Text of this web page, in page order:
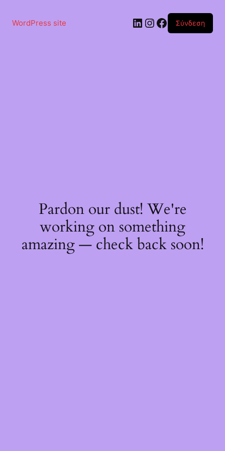
περιεχόμενο
WordPress site Linkedin
Instagram
Facebook
Σύνδεση
Pardon our dust! We're
working on something
amazing — check back soon!